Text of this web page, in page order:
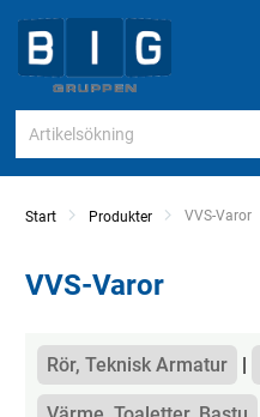
Start Produkter Current:
VVS-Varor
VVS-Varor
Kategorier
Rör, Teknisk Armatur